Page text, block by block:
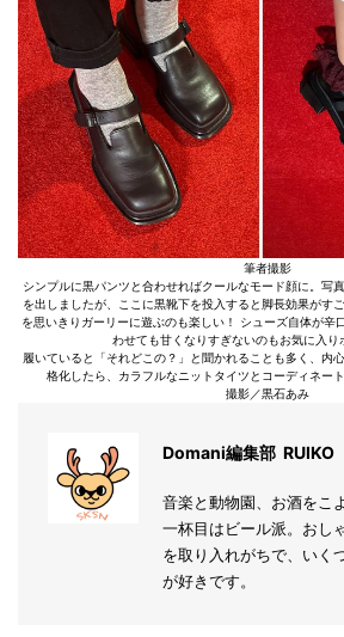
筆者撮影
シンプルに黒パンツと合わせればクールなモード顔に。写
を出しましたが、ここに黒靴下を投入すると脚長効果がす
を思いきりガーリーに遊ぶのも楽しい！ シューズ自体が辛
わせても甘くなりすぎないのもお気に入り
履いていると「それどこの？」と聞かれることも多く、内
格化したら、カラフルなニットタイツとコーディネー
撮影／黒石あみ
Domani編集部 RUIKO
音楽と動物園、お酒をこ
一杯目はビール派。おし
を取り入れがちで、いく
が好きです。